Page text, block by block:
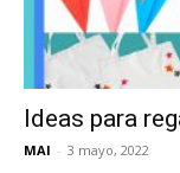
Ideas para
MAI - 3 mayo, 2022